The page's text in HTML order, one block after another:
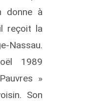
donne à
reçoit la
Nassau.
1989
»
Son